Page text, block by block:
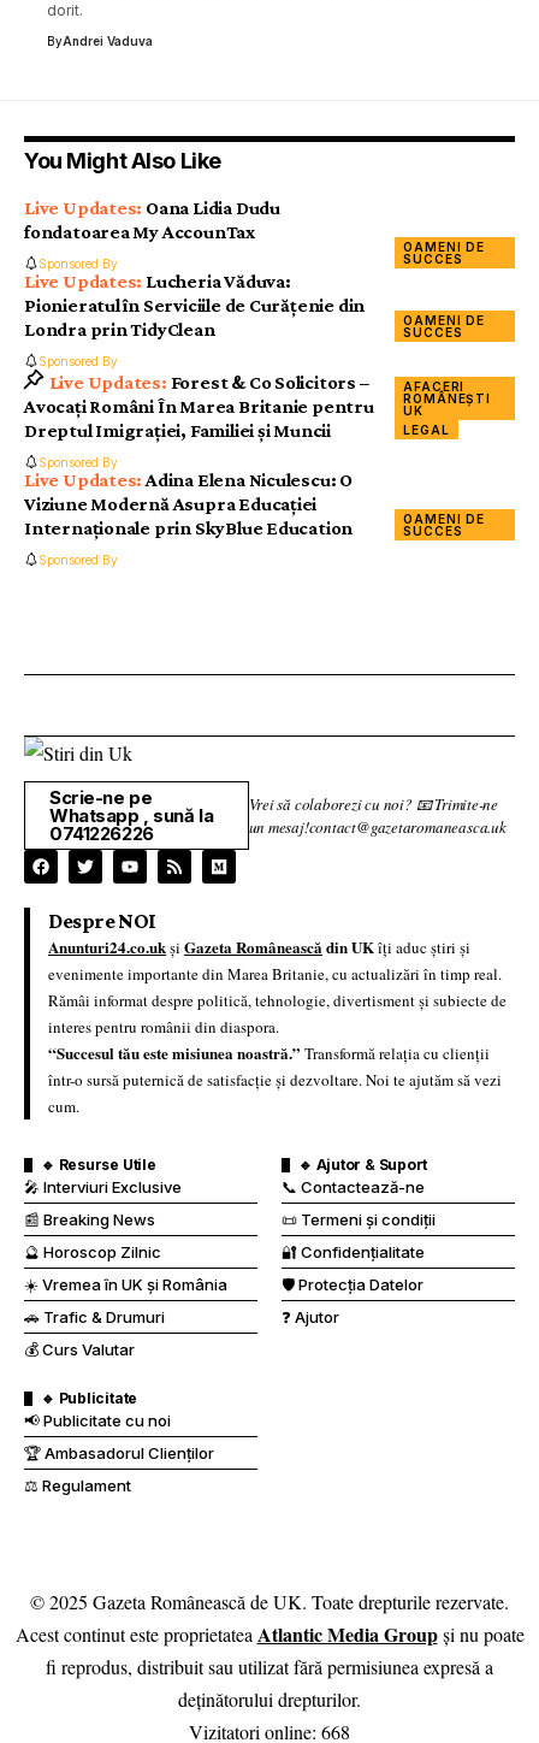
dorit.
ByAndrei Vaduva
You Might Also Like
OAMENI DE
SUCCES
Oana Lidia Dudu
fondatoarea My AccounTax
Sponsored By
OAMENI DE
SUCCES
Lucheria Văduva:
Pionieratul în Serviciile de Curățenie din
Londra prin TidyClean
Sponsored By
AFACERI
ROMÂNEȘTI
UK
LEGAL
Forest & Co Solicitors –
Avocați Români În Marea Britanie pentru
Dreptul Imigrației, Familiei și Muncii
Sponsored By
OAMENI DE
SUCCES
Adina Elena Niculescu: O
Viziune Modernă Asupra Educației
Internaționale prin SkyBlue Education
Sponsored By
Scrie-ne pe
Whatsapp , sună la
0741226226
Vrei să colaborezi cu noi? 📧 Trimite-ne
un mesaj!contact@gazetaromaneasca.uk
Despre NOI
Anunturi24.co.ukși Gazeta Româneascădin UKîți aduc știri și
evenimente importante din Marea Britanie, cu actualizări în timp real.
Rămâi informat despre politică, tehnologie, divertisment și subiecte de
interes pentru românii din diaspora.
“Succesul tău este misiunea noastră.” Transformă relația cu clienții
într-o sursă puternică de satisfacție și dezvoltare. Noi te ajutăm să vezi
cum.
🔹 Resurse Utile
🎤 Interviuri Exclusive
📰 Breaking News
🔮 Horoscop Zilnic
☀️ Vremea în UK și România
🚗 Trafic & Drumuri
💰 Curs Valutar
🔹 Ajutor & Suport
📞 Contactează-ne
📜 Termeni și condiții
🔐 Confidențialitate
🛡️ Protecția Datelor
❓ Ajutor
🔹 Publicitate
📢 Publicitate cu noi
🏆 Ambasadorul Clienților
⚖️ Regulament
© 2025 Gazeta Românească de UK. Toate drepturile rezervate.
Acest continut este proprietatea Atlantic Media Groupși nu poate
fi reprodus, distribuit sau utilizat fără permisiunea expresă a
deținătorului drepturilor.
Vizitatori online: 668